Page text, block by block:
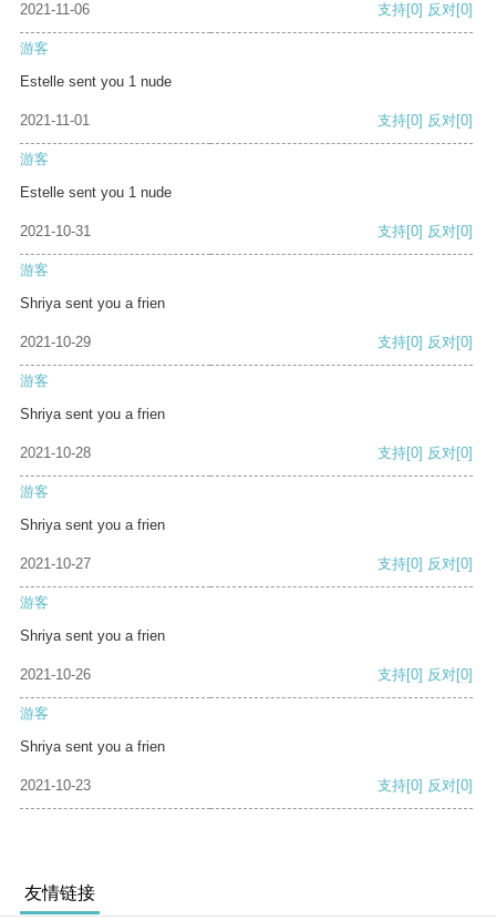
2021-11-06 支持[0] 反对[0]
游客
Estelle sent you 1 nude
2021-11-01 支持[0] 反对[0]
游客
Estelle sent you 1 nude
2021-10-31 支持[0] 反对[0]
游客
Shriya sent you a frien
2021-10-29 支持[0] 反对[0]
游客
Shriya sent you a frien
2021-10-28 支持[0] 反对[0]
游客
Shriya sent you a frien
2021-10-27 支持[0] 反对[0]
游客
Shriya sent you a frien
2021-10-26 支持[0] 反对[0]
游客
Shriya sent you a frien
2021-10-23 支持[0] 反对[0]
友情链接